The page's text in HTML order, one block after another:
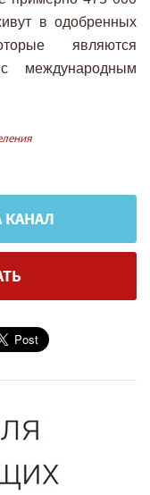
в одобренных
являются
международным
КАНАЛ